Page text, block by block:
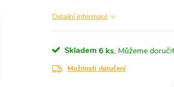
Detailní informace
Skladem 6 ks
Možnosti doručení